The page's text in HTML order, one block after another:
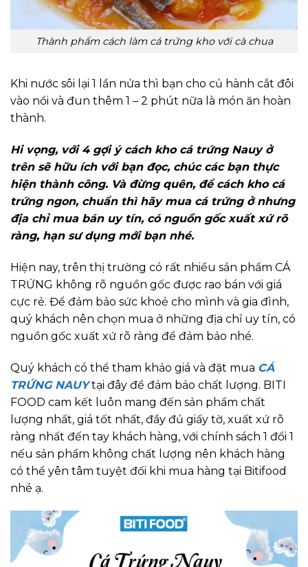
Thành phẩm cách làm cá trứng kho với cà chua
Khi nước sôi lại 1 lần nửa thì bạn cho củ hành cắt đôi
vào nồi và đun thêm 1 – 2 phút nữa là món ăn hoàn
thành.
Hi vọng, với 4 gợi ý cách kho cá trứng Nauy ở
trên sẽ hữu ích với bạn đọc, chúc các bạn thực
hiện thành công. Và đừng quên, để cách kho cá
trứng ngon, chuẩn thì hãy mua cá trứng ở nhưng
địa chỉ mua bán uy tín, có nguồn gốc xuất xứ rõ
ràng, hạn sư dụng mới bạn nhé.
Hiện nay, trên thị trường có rất nhiều sản phẩm CÁ
TRỨNG không rõ nguồn gốc được rao bán với giá
cực rẻ. Để đảm bảo sức khoẻ cho mình và gia đình,
quý khách nên chọn mua ở những địa chỉ uy tín, có
nguồn gốc xuất xứ rõ ràng để đảm bảo nhé.
Quý khách có thể tham khảo giá và đặt mua CÁ
TRỨNG NAUYtại đây để đảm bảo chất lượng. BITI
FOOD cam kết luôn mang đến sản phẩm chất
lượng nhất, giá tốt nhất, đầy đủ giấy tờ, xuất xứ rõ
ràng nhất đến tay khách hàng, với chính sách 1 đổi 1
nếu sản phẩm không chất lượng nên khách hàng
có thể yên tâm tuyệt đối khi mua hàng tại Bitifood
nhé ạ.